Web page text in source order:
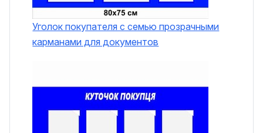
Уголок покупателя с семью прозрачными
карманами для документов